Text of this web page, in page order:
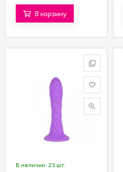
В корзину
В наличии: 23 шт.